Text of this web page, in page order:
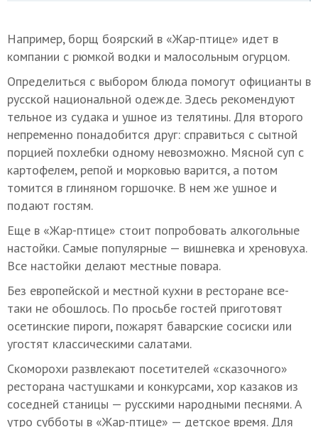
Например, борщ боярский в «Жар-птице» идет в
компании с рюмкой водки и малосольным огурцом.
Определиться с выбором блюда помогут официанты в
русской национальной одежде. Здесь рекомендуют
тельное из судака и ушное из телятины. Для второго
непременно понадобится друг: справиться с сытной
порцией похлебки одному невозможно. Мясной суп с
картофелем, репой и морковью варится, а потом
томится в глиняном горшочке. В нем же ушное и
подают гостям.
Еще в «Жар-птице» стоит попробовать алкогольные
настойки. Самые популярные — вишневка и хреновуха.
Все настойки делают местные повара.
Без европейской и местной кухни в ресторане все-
таки не обошлось. По просьбе гостей приготовят
осетинские пироги, пожарят баварские сосиски или
угостят классическими салатами.
Скоморохи развлекают посетителей «сказочного»
ресторана частушками и конкурсами, хор казаков из
соседней станицы — русскими народными песнями. А
утро субботы в «Жар-птице» — детское время. Для